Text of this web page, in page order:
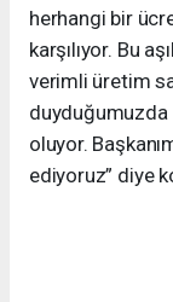
herhangi bir
karşılıyor. Bu
verimli üretim
duyduğumuzda
oluyor.
ediyoruz” diye